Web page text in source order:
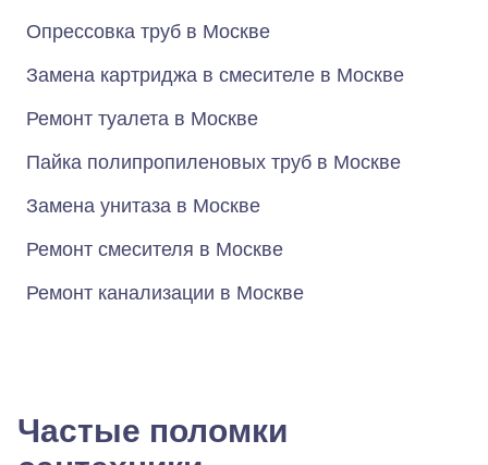
Опрессовка труб в Москве
Замена картриджа в смесителе в Москве
Ремонт туалета в Москве
Пайка полипропиленовых труб в Москве
Замена унитаза в Москве
Ремонт смесителя в Москве
Ремонт канализации в Москве
Частые поломки